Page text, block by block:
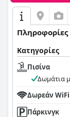
Πληροφορίες
Κατηγορίες
Πισίνα
Δωμάτια
Δωρεάν WiFi
Πάρκινγκ